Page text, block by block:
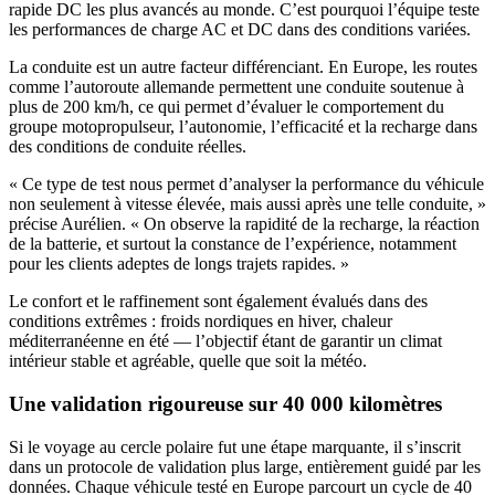
rapide DC les plus avancés au monde. C’est pourquoi l’équipe teste
les performances de charge AC et DC dans des conditions variées.
La conduite est un autre facteur différenciant. En Europe, les routes
comme l’autoroute allemande permettent une conduite soutenue à
plus de 200 km/h, ce qui permet d’évaluer le comportement du
groupe motopropulseur, l’autonomie, l’efficacité et la recharge dans
des conditions de conduite réelles.
« Ce type de test nous permet d’analyser la performance du véhicule
non seulement à vitesse élevée, mais aussi après une telle conduite, »
précise Aurélien. « On observe la rapidité de la recharge, la réaction
de la batterie, et surtout la constance de l’expérience, notamment
pour les clients adeptes de longs trajets rapides. »
Le confort et le raffinement sont également évalués dans des
conditions extrêmes : froids nordiques en hiver, chaleur
méditerranéenne en été — l’objectif étant de garantir un climat
intérieur stable et agréable, quelle que soit la météo.
Une validation rigoureuse sur 40 000 kilomètres
Si le voyage au cercle polaire fut une étape marquante, il s’inscrit
dans un protocole de validation plus large, entièrement guidé par les
données. Chaque véhicule testé en Europe parcourt un cycle de 40